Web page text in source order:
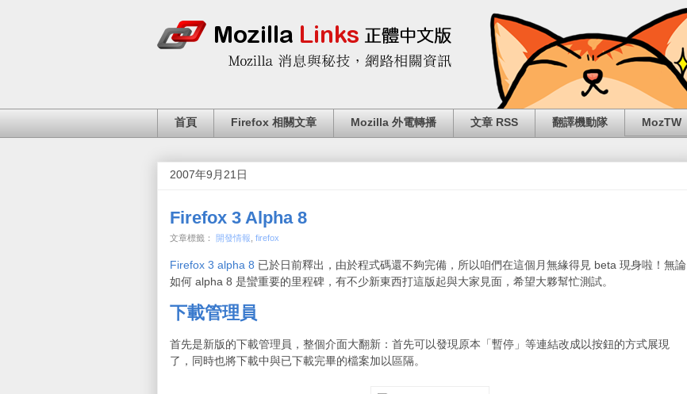
首頁 Firefox 相關文章 Mozilla 外電轉播 文章 RSS 翻譯機動隊 MozTW
2007年9月21日
Firefox 3 Alpha 8
文章標籤： 開發情報 firefox
Firefox 3 alpha 8 已於日前釋出，由於程式碼還不夠完備，所以咱們在這個月無緣得見 beta 現身啦！無論
如何 alpha 8 是蠻重要的里程碑，有不少新東西打這版起與大家見面，希望大夥幫忙測試。
下載管理員
首先是新版的下載管理員，整個介面大翻新：首先可以發現原本「暫停」等連結改成以按鈕的方式展現
了，同時也將下載中與已下載完畢的檔案加以區隔。